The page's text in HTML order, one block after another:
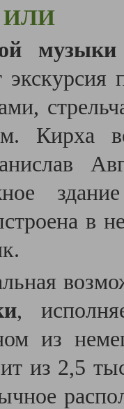
ИЛИ
Кирха
в
,
из
из 2,5